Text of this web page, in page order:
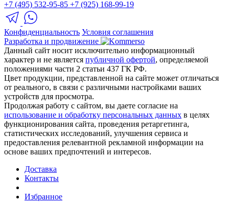
+7 (495) 532-95-85 +7 (925) 168-99-19
Конфиденциальность Условия соглашения
Разработка и продвижение
Данный сайт носит исключительно информационный
характер и не является публичной офертой, определяемой
положениями части 2 статьи 437 ГК РФ.
Цвет продукции, представленной на сайте может отличаться
от реального, в связи с различными настройками ваших
устройств для просмотра.
Продолжая работу с сайтом, вы даете согласие на
использование и обработку персональных данных в целях
функционирования сайта, проведения ретаргетинга,
статистических исследований, улучшения сервиса и
предоставления релевантной рекламной информации на
основе ваших предпочтений и интересов.
Доставка
Контакты
Избранное